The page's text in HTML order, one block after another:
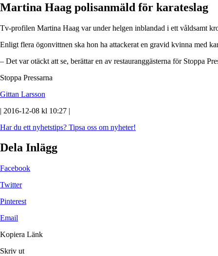
Martina Haag polisanmäld för karateslag
Tv-profilen Martina Haag var under helgen inblandad i ett våldsamt
Enligt flera ögonvittnen ska hon ha attackerat en gravid kvinna med
– Det var otäckt att se, berättar en av restauranggästerna för Stoppa
Stoppa Pressarna
Gittan Larsson
| 2016-12-08 kl 10:27 |
Har du ett nyhetstips? Tipsa oss om nyheter!
Dela Inlägg
Facebook
Twitter
Pinterest
Email
Kopiera Länk
Skriv ut